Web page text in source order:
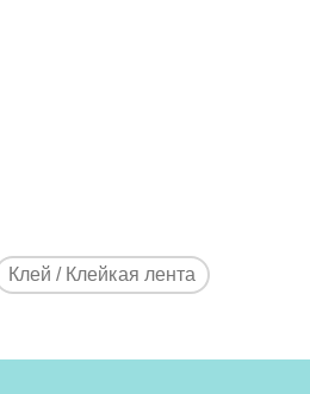
Клей / Клейкая лента